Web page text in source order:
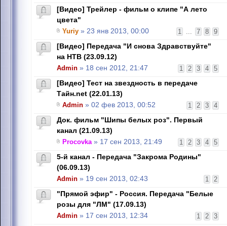
[Видео] Трейлер - фильм о клипе "А лето
цвета"
1 ... 7 8 9
Yuriy » 23 янв 2013, 00:00
[Видео] Передача "И снова Здравствуйте"
на НТВ (23.09.12)
1 2 3 4 5
Admin » 18 сен 2012, 21:47
[Видео] Тест на звездность в передаче
Тайн.net (22.01.13)
1 2 3 4
Admin » 02 фев 2013, 00:52
Док. фильм "Шипы белых роз". Первый
канал (21.09.13)
1 2 3 4 5
Procovka» 17 сен 2013, 21:49
5-й канал - Передача "Закрома Родины"
(06.09.13)
1 2
Admin » 19 сен 2013, 02:43
"Прямой эфир" - Россия. Передача "Белые
розы для "ЛМ" (17.09.13)
1 2 3
Admin » 17 сен 2013, 12:34